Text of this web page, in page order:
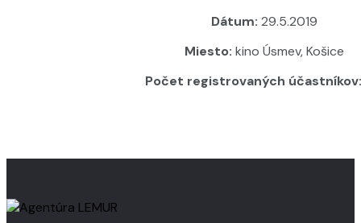
Dátum: 29.5.2019
Miesto: kino Úsmev, Košice
Počet registrovaných účastníkov: